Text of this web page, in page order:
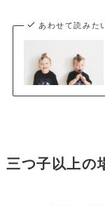
あわせて読みた
三つ子以上の